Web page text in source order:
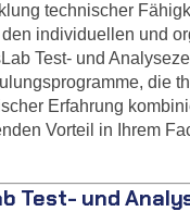
technischer
individuellen und
Test- und
die
Erfahrung
Vorteil in Ihrem
Test- und